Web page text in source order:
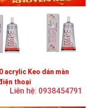
acrylic Keo dán màn
thoại
Liên hệ: 0938454791